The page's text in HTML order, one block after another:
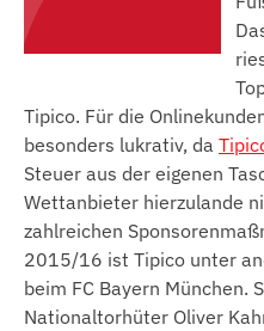
Tipico. Für die
besonders lukrativ, da
Steuer aus der eigenen
Wettanbieter hierzulande
zahlreichen
2015/16 ist Tipico unter
beim FC Bayern München.
Nationaltorhüter Oliver